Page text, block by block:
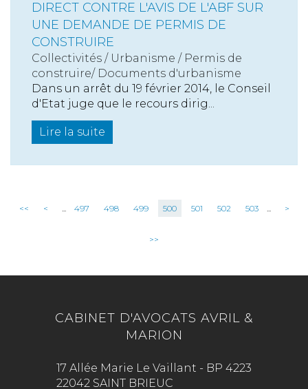
DIRECT CONTRE L'AVIS DE L'ABF SUR
UNE DEMANDE DE PERMIS DE
CONSTRUIRE
Collectivités / Urbanisme / Permis de
construire/ Documents d'urbanisme
Dans un arrêt du 19 février 2014, le Conseil
d'Etat juge que le recours dirig...
Lire la suite
<< < 497 498 499 500 501 502 503 >
>>
CABINET D'AVOCATS AVRIL &
MARION
17 Allée Marie Le Vaillant - BP 4223
22042 SAINT BRIEUC